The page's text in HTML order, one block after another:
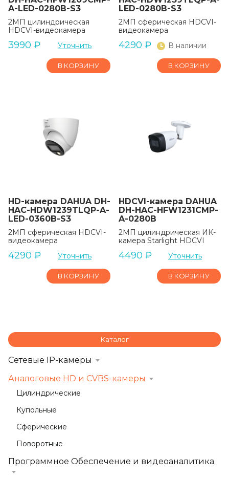
A-LED-0280B-S3
2МП цилиндрическая
HDCVI-видеокамера
3990 ₽ Уточнить
В КОРЗИНУ
LED-0280B-S3
2МП сферическая HDCVI-
видеокамера
4290 ₽ В наличии
В КОРЗИНУ
HD-камера DAHUA DH-
HAC-HDW1239TLQP-A-
LED-0360B-S3
2МП сферическая HDCVI-
видеокамера
4290 ₽ Уточнить
В КОРЗИНУ
HDCVI-камера DAHUA
DH-HAC-HFW1231CMP-
A-0280B
2МП цилиндрическая ИК-
камера Starlight HDCVI
4490 ₽ Уточнить
В КОРЗИНУ
Каталог
Сетевые IP-камеры
Аналоговые HD и CVBS-камеры
Цилиндрические
Купольные
Сферические
Поворотные
Программное Обеспечение и видеоаналитика